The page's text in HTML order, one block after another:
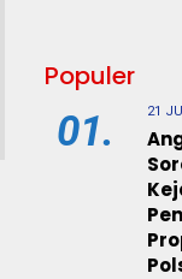
Populer
01. 21